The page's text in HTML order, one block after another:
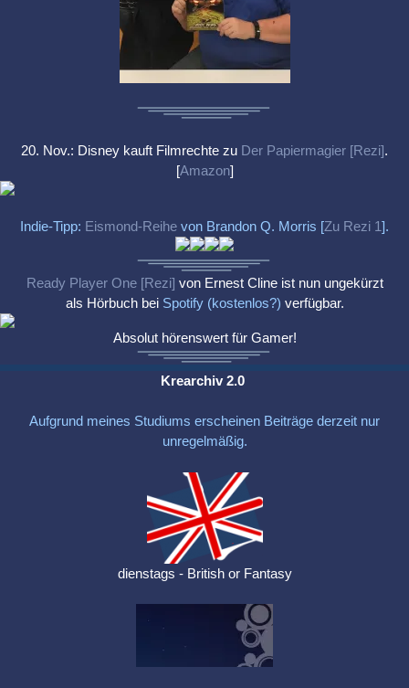
20. Nov.: Disney kauft Filmrechte zu Der Papiermagier [Rezi].
[Amazon]
Indie-Tipp: Eismond-Reihe von Brandon Q. Morris [Zu Rezi 1].
Ready Player One [Rezi] von Ernest Cline ist nun ungekürzt
als Hörbuch bei Spotify (kostenlos?) verfügbar.
Absolut hörenswert für Gamer!
Krearchiv 2.0
Aufgrund meines Studiums erscheinen Beiträge derzeit nur
unregelmäßig.
dienstags - British or Fantasy